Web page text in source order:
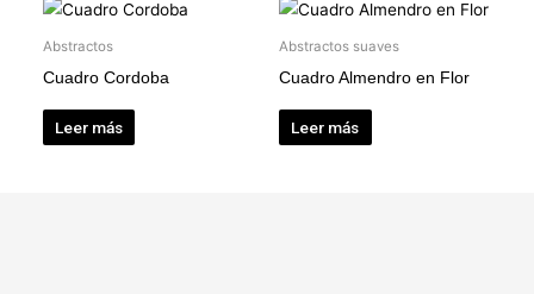
Abstractos
Cuadro Cordoba
Leer más
Abstractos suaves
Cuadro Almendro en Flor
Leer más